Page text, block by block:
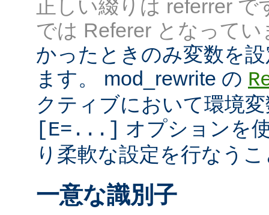
正しい綴りは referrer で
では Referer となってい
かったときのみ変数を
ます。 mod_rewrite の
クティブにおいて環境
[E=...] オプションを
り柔軟な設定を行なう
一意な識別子